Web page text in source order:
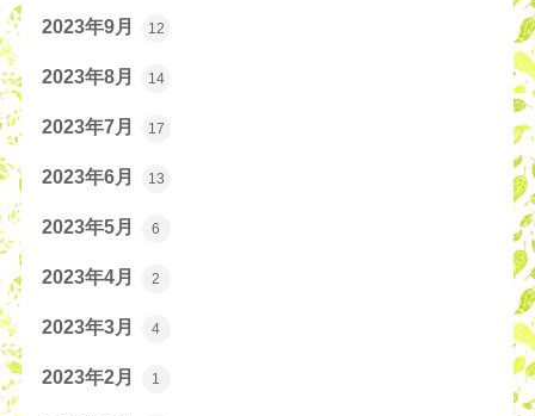
2023年9月 12
2023年8月 14
2023年7月 17
2023年6月 13
2023年5月 6
2023年4月 2
2023年3月 4
2023年2月 1